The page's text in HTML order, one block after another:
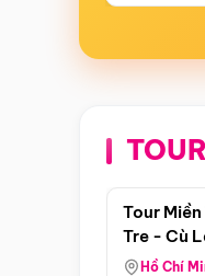
Tour Miền
Tre - Cù
Hồ Chí